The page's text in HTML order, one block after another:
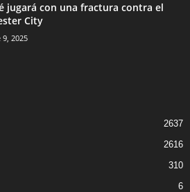
jugará con una fractura contra el
City
2025
2637
2616
310
6